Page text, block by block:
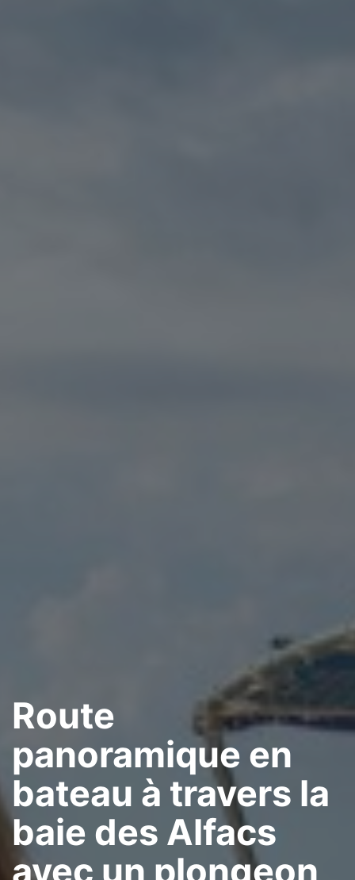
Route
panoramique en
bateau à travers la
baie des Alfacs
avec un plongeon